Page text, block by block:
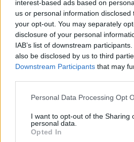
interest-based ads based on
us or personal information
your opt-out. You may separately
disclosure of your personal
IAB’s list of downstream
also be disclosed by us to third
Downstream Participants that may
Please note that this website/app
not limited to your visit or usage
grant or deny consent to Google
use your data for below specified
Personal Data Processing Opt
I want to opt-out of the Sharing
personal data.
Opted In
Πιο
1 Marfin: Η 46χρονη πήρε
συμμετείχε στη
Σέρρες: Βίντεο
τροχαίο με νεκρούς